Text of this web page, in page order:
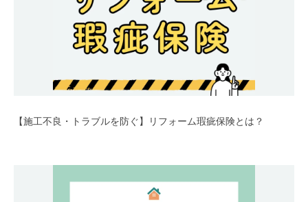
【施工不良・トラブルを防ぐ】リフォーム瑕疵保険とは？